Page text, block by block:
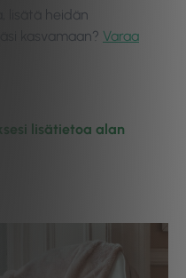
lisätä heidän
kasvamaan? Varaa
lisätietoa alan